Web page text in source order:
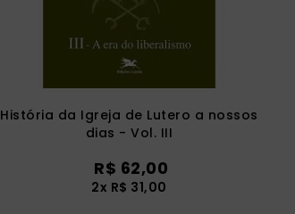
História da Igreja de Lutero a nossos
dias - Vol. III
R$ 62,00
2x R$ 31,00